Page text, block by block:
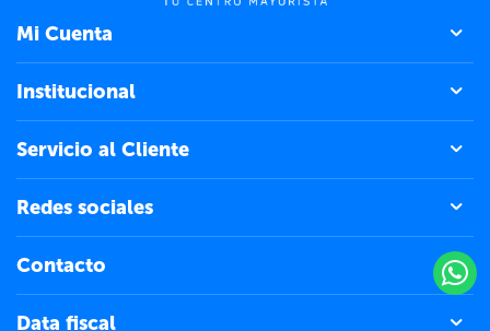
Mi Cuenta
Institucional
Servicio al Cliente
Redes sociales
Contacto
Data fiscal